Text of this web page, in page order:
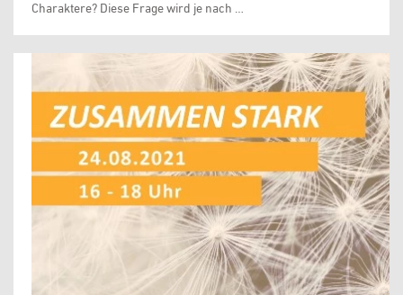
Charaktere? Diese Frage wird je nach …